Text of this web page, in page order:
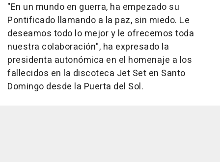
"En un mundo en guerra, ha empezado su
Pontificado llamando a la paz, sin miedo. Le
deseamos todo lo mejor y le ofrecemos toda
nuestra colaboración", ha expresado la
presidenta autonómica en el homenaje a los
fallecidos en la discoteca Jet Set en Santo
Domingo desde la Puerta del Sol.